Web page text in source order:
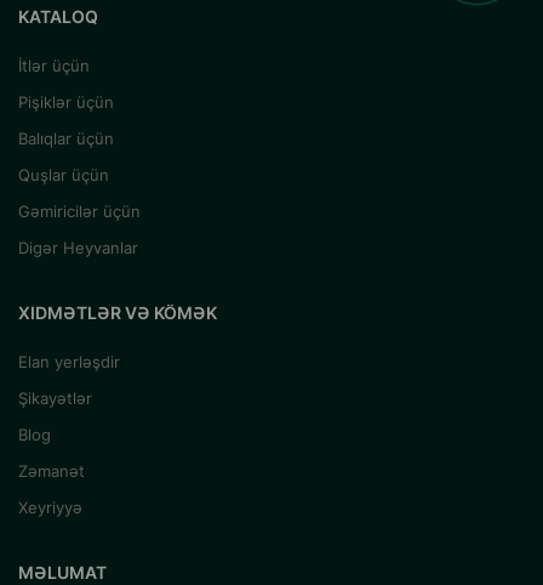
KATALOQ
İtlər üçün
Pişiklər üçün
Balıqlar üçün
Quşlar üçün
Gəmiricilər üçün
Digər Heyvanlar
XIDMƏTLƏR VƏ KÖMƏK
Elan yerləşdir
Şikayətlər
Blog
Zəmanət
Xeyriyyə
MƏLUMAT